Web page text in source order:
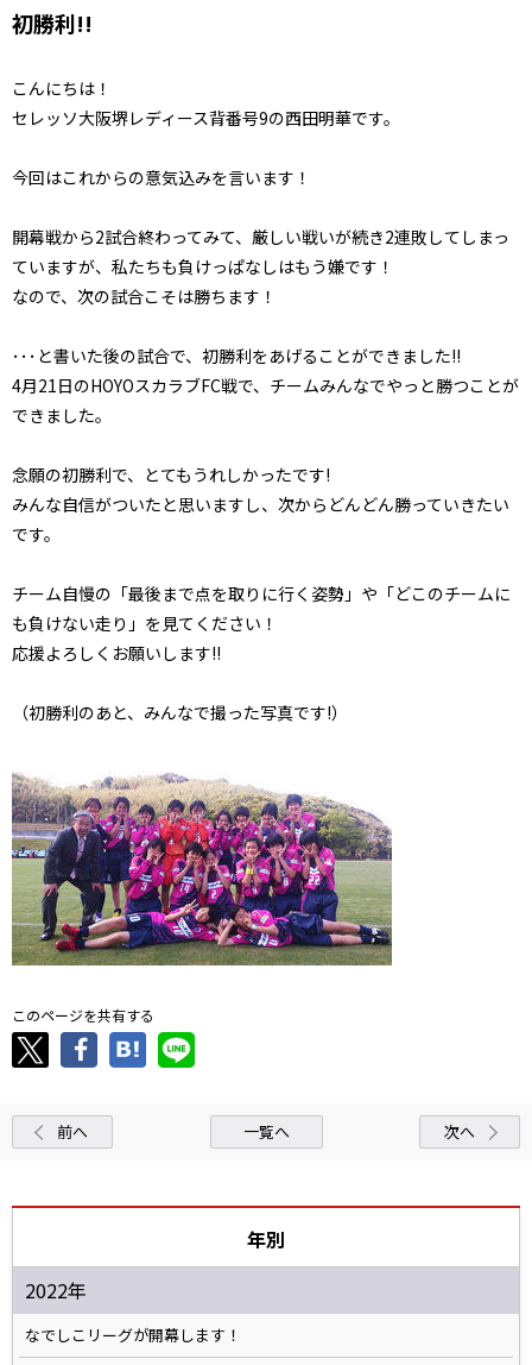
初勝利!!
こんにちは！
セレッソ大阪堺レディース背番号9の西田明華です。
今回はこれからの意気込みを言います！
開幕戦から2試合終わってみて、厳しい戦いが続き2連敗してしまっ
ていますが、私たちも負けっぱなしはもう嫌です！
なので、次の試合こそは勝ちます！
･･･と書いた後の試合で、初勝利をあげることができました!!
4月21日のHOYOスカラブFC戦で、チームみんなでやっと勝つことが
できました。
念願の初勝利で、とてもうれしかったです!
みんな自信がついたと思いますし、次からどんどん勝っていきたい
です。
チーム自慢の「最後まで点を取りに行く姿勢」や「どこのチームに
も負けない走り」を見てください！
応援よろしくお願いします!!
（初勝利のあと、みんなで撮った写真です!）
このページを共有する
前へ 一覧へ 次へ
年別
2022年
なでしこリーグが開幕します！